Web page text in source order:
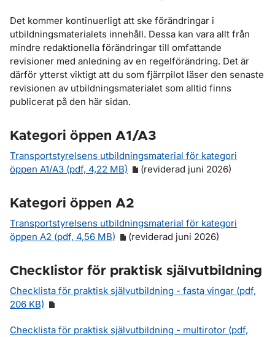
Det kommer kontinuerligt att ske förändringar i
utbildningsmaterialets innehåll. Dessa kan vara allt från
mindre redaktionella förändringar till omfattande
revisioner med anledning av en regelförändring. Det är
därför ytterst viktigt att du som fjärrpilot läser den senaste
revisionen av utbildningsmaterialet som alltid finns
publicerat på den här sidan.
Kategori öppen A1/A3
Transportstyrelsens utbildningsmaterial för kategori
öppen A1/A3 (pdf, 4,22 MB)
(reviderad juni 2026)
Kategori öppen A2
Transportstyrelsens utbildningsmaterial för kategori
öppen A2 (pdf, 4,56 MB)
(reviderad juni 2026)
Checklistor för praktisk självutbildning
Checklista för praktisk självutbildning - fasta vingar (pdf,
206 KB)
Checklista för praktisk självutbildning - multirotor (pdf,